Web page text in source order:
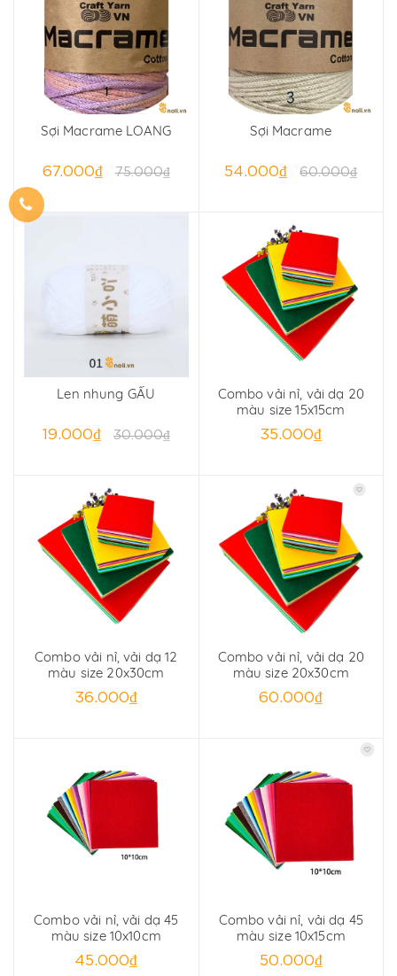
Sợi Macrame LOANG
67.000₫ 75.000₫
Sợi Macrame
54.000₫ 60.000₫
Len nhung GẤU
19.000₫ 30.000₫
Combo vải nỉ, vải dạ 20
màu size 15x15cm
35.000₫
Combo vải nỉ, vải dạ 12
màu size 20x30cm
36.000₫
Combo vải nỉ, vải dạ 20
màu size 20x30cm
60.000₫
Combo vải nỉ, vải dạ 45
màu size 10x10cm
45.000₫
Combo vải nỉ, vải dạ 45
màu size 10x15cm
50.000₫